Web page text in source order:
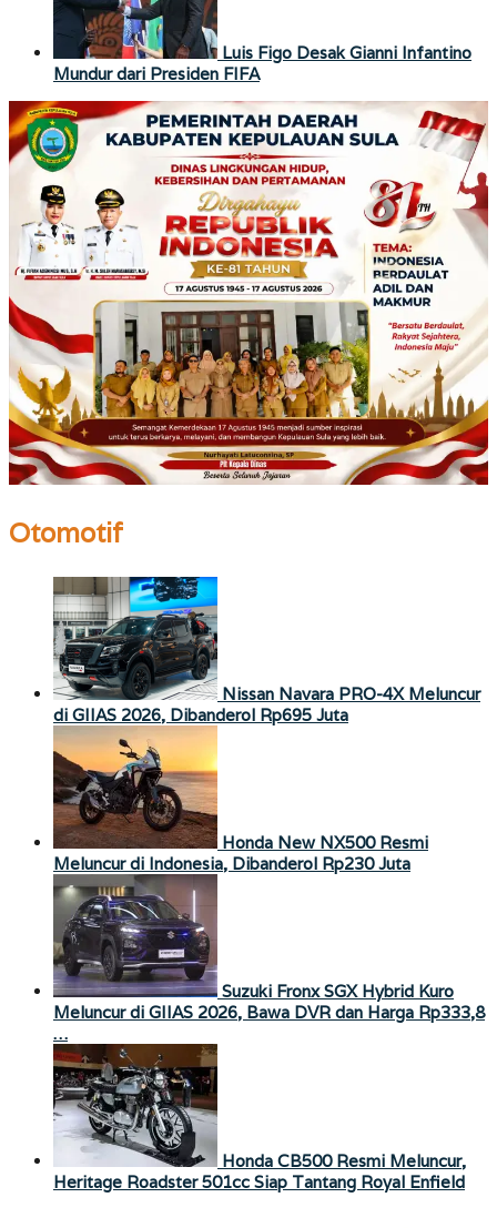
Luis Figo Desak Gianni Infantino
Mundur dari Presiden FIFA
Otomotif
Nissan Navara PRO-4X Meluncur
di GIIAS 2026, Dibanderol Rp695 Juta
Honda New NX500 Resmi
Meluncur di Indonesia, Dibanderol Rp230 Juta
Suzuki Fronx SGX Hybrid Kuro
Meluncur di GIIAS 2026, Bawa DVR dan Harga Rp333,8
…
Honda CB500 Resmi Meluncur,
Heritage Roadster 501cc Siap Tantang Royal Enfield